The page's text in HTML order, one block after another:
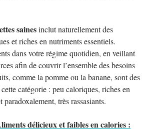
sainesinclut naturellement des
et riches en nutriments essentiels.
dans votre régime quotidien, en veillant
afin de couvrir l’ensemble des besoins
comme la pomme ou la banane, sont des
catégorie : peu caloriques, riches en
très rassasiants.
délicieux et faibles en calories :